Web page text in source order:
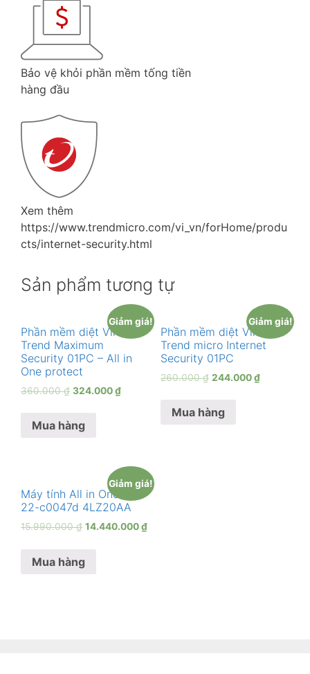
Bảo vệ khỏi phần mềm tống tiền
hàng đầu
Xem thêm
https://www.trendmicro.com/vi_vn/forHome/produ
cts/internet-security.html
Sản phẩm tương tự
Giảm giá!
Phần mềm diệt Virus
Trend Maximum
Security 01PC – All in
One protect
360.000₫ 324.000₫
Mua hàng
Giảm giá!
Phần mềm diệt Virus
Trend micro Internet
Security 01PC
260.000₫ 244.000₫
Mua hàng
Giảm giá!
Máy tính All in One HP
22-c0047d 4LZ20AA
15.990.000₫ 14.440.000₫
Mua hàng